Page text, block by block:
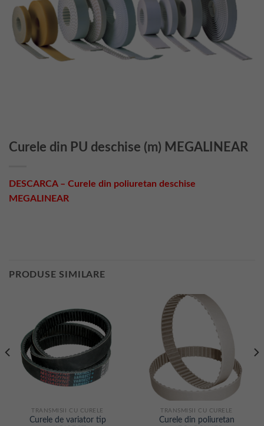
Curele din PU deschise (m) MEGALINEAR
DESCARCA – Curele din poliuretan deschise
MEGALINEAR
PRODUSE SIMILARE
TRANSMISII CU CURELE
Curele de variator tip
TRANSMISII CU CURELE
Curele din poliuretan